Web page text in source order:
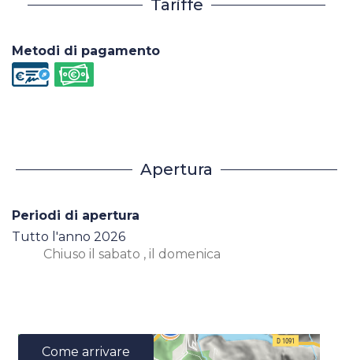
Tariffe
Metodi di pagamento
Apertura
Periodi di apertura
Tutto l'anno 2026
Chiuso il sabato , il domenica
Come arrivare